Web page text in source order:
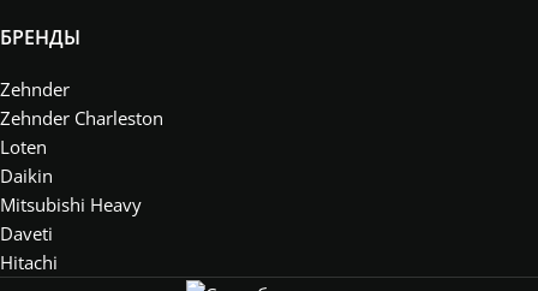
БРЕНДЫ
Zehnder
Zehnder Charleston
Loten
Daikin
Mitsubishi Heavy
Daveti
Hitachi